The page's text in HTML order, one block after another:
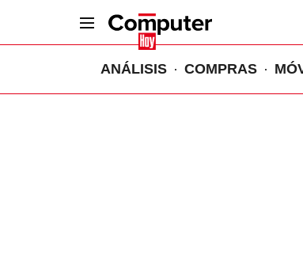
ANÁLISIS COMPRAS